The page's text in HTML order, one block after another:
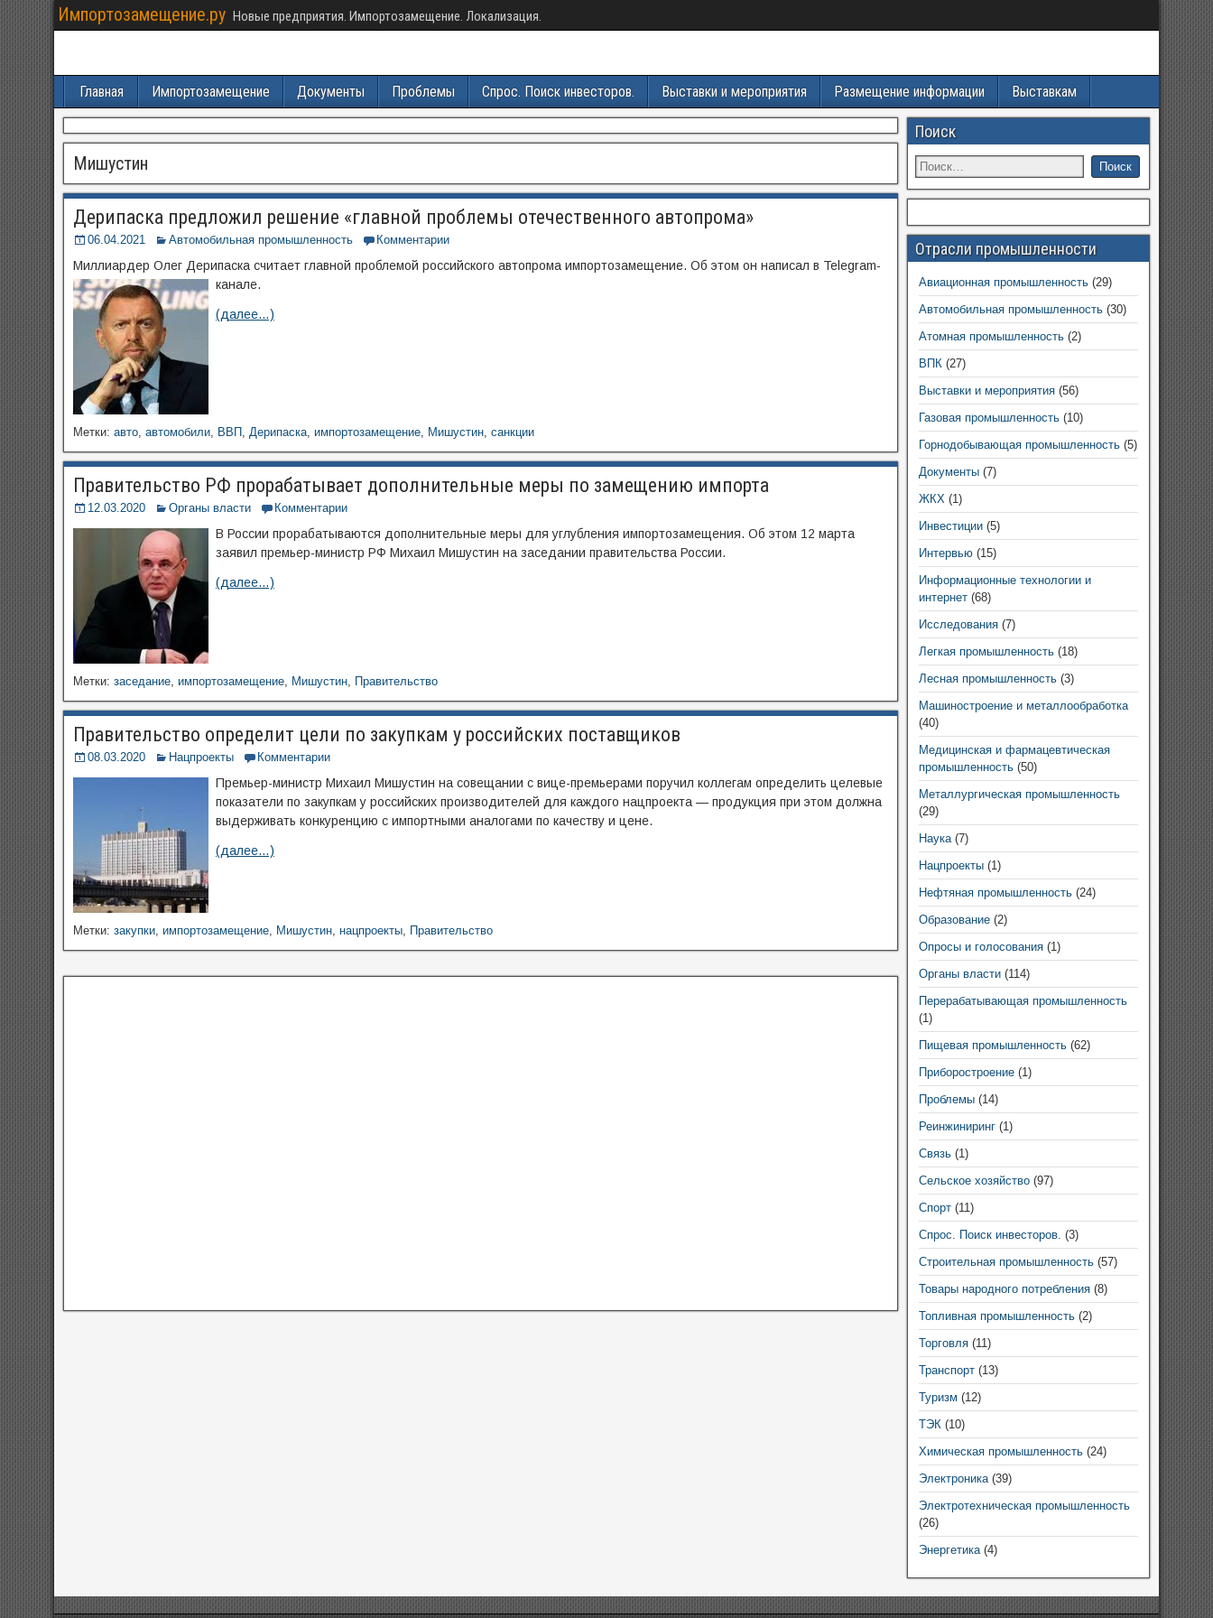
Импортозамещение.ру Новые предприятия. Импортозамещение. Локализация.
Главная Импортозамещение Документы Проблемы Спрос. Поиск инвесторов. Выставки и мероприятия Размещение информации Выставкам
Мишустин
Дерипаска предложил решение «главной проблемы отечественного автопрома»
06.04.2021 Автомобильная промышленность Комментарии
Миллиардер Олег Дерипаска считает главной проблемой российского автопрома импортозамещение. Об этом он написал в Telegram-
канале.
(далее…)
Метки: авто, автомобили, ВВП , Дерипаска, импортозамещение, Мишустин, санкции
Правительство РФ прорабатывает дополнительные меры по замещению импорта
12.03.2020 Органы власти Комментарии
В России прорабатываются дополнительные меры для углубления импортозамещения. Об этом 12 марта
заявил премьер-министр РФ Михаил Мишустин на заседании правительства России.
(далее…)
Метки: заседание, импортозамещение, Мишустин, Правительство
Правительство определит цели по закупкам у российских поставщиков
08.03.2020 Нацпроекты Комментарии
Премьер-министр Михаил Мишустин на совещании с вице-премьерами поручил коллегам определить целевые
показатели по закупкам у российских производителей для каждого нацпроекта — продукция при этом должна
выдерживать конкуренцию с импортными аналогами по качеству и цене.
(далее…)
Метки: закупки, импортозамещение, Мишустин, нацпроекты, Правительство
Поиск
Отрасли промышленности
Авиационная промышленность(29)
Автомобильная промышленность(30)
Атомная промышленность(2)
ВПК(27)
Выставки и мероприятия(56)
Газовая промышленность(10)
Горнодобывающая промышленность(5)
Документы(7)
ЖКХ(1)
Инвестиции(5)
Интервью(15)
Информационные технологии и
интернет(68)
Исследования(7)
Легкая промышленность(18)
Лесная промышленность(3)
Машиностроение и металлообработка
(40)
Медицинская и фармацевтическая
промышленность(50)
Металлургическая промышленность
(29)
Наука(7)
Нацпроекты(1)
Нефтяная промышленность(24)
Образование(2)
Опросы и голосования(1)
Органы власти(114)
Перерабатывающая промышленность
(1)
Пищевая промышленность(62)
Приборостроение(1)
Проблемы(14)
Реинжиниринг(1)
Связь(1)
Сельское хозяйство(97)
Спорт(11)
Спрос. Поиск инвесторов. (3)
Строительная промышленность(57)
Товары народного потребления(8)
Топливная промышленность(2)
Торговля(11)
Транспорт(13)
Туризм (12)
ТЭК(10)
Химическая промышленность(24)
Электроника(39)
Электротехническая промышленность
(26)
Энергетика(4)